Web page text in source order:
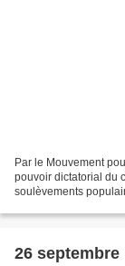
Par le Mouvement
pouvoir dictatorial du
soulèvements
26 septembre